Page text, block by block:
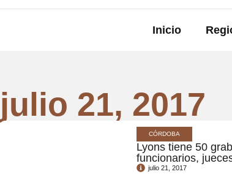
Inicio
julio 21, 2017
CÓRDOBA
Lyons tiene 50
funcionarios,
julio 21, 2017